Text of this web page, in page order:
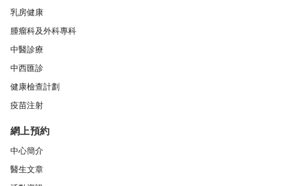
乳房健康
腫瘤科及外科專科
中醫診療
中西匯診
健康檢查計劃
疫苗注射
網上預約
中心簡介
醫生文章